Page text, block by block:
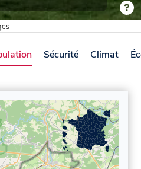
Sécurité Climat